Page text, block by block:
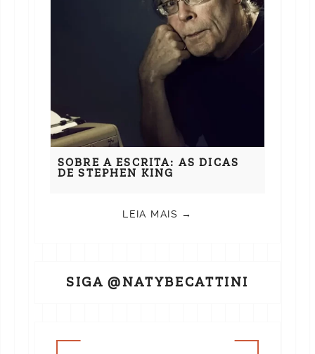
SOBRE A ESCRITA: AS DICAS
DE STEPHEN KING
LEIA MAIS →
SIGA @NATYBECATTINI